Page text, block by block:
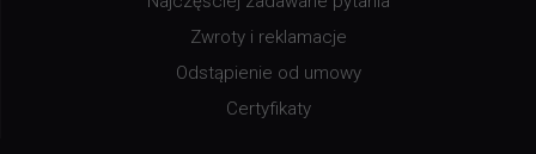
Zwroty i reklamacje
Odstąpienie od umowy
Certyfikaty